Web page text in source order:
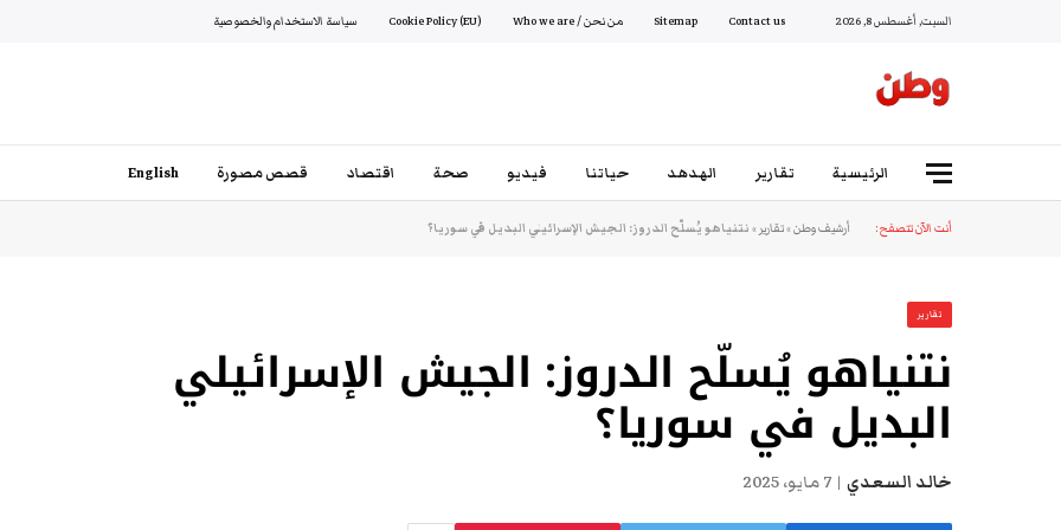
السبت, أغسطس 8, 2026 Contact us
Sitemap من نحن / Who we are Cookie Policy (EU) سياسة الاستخدام والخصوصية
الرئيسية تقارير الهدهد حياتنا فيديو صحة اقتصاد قصص مصورة English
أنت الآن تتصفح: أرشيف وطن»تقارير»نتنياهو يُسلّح الدروز: الجيش الإسرائيلي البديل في سوريا؟
تقارير
نتنياهو يُسلّح الدروز: الجيش الإسرائيلي
البديل في سوريا؟
خالد السعدي 7 مايو، 2025